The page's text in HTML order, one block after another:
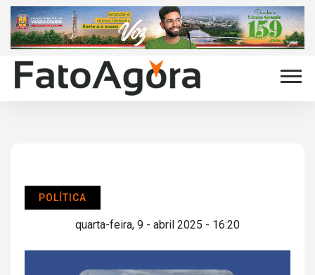
POLÍTICA
quarta-feira, 9 - abril 2025 - 16:20